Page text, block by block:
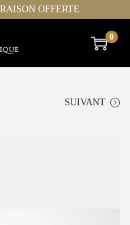
OFFERTE
0
SUIVANT